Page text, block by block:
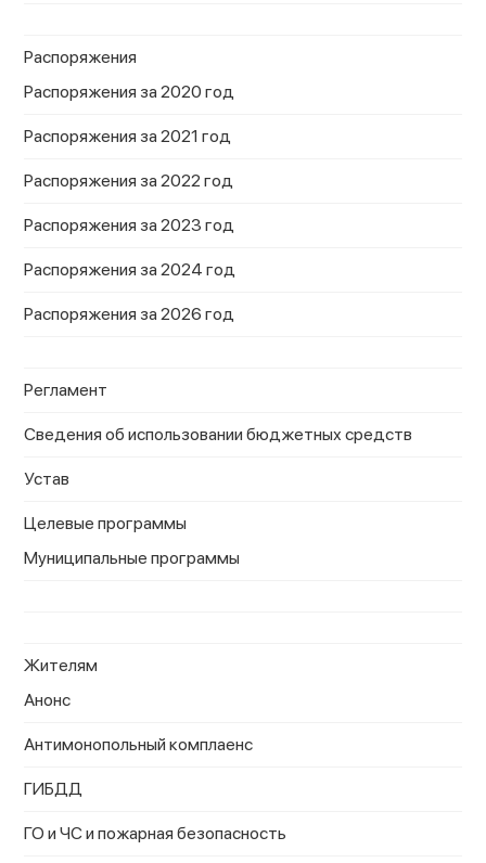
Распоряжения
Распоряжения за 2020 год
Распоряжения за 2021 год
Распоряжения за 2022 год
Распоряжения за 2023 год
Распоряжения за 2024 год
Распоряжения за 2026 год
Регламент
Сведения об использовании бюджетных средств
Устав
Целевые программы
Муниципальные программы
Жителям
Анонс
Антимонопольный комплаенс
ГИБДД
ГО и ЧС и пожарная безопасность